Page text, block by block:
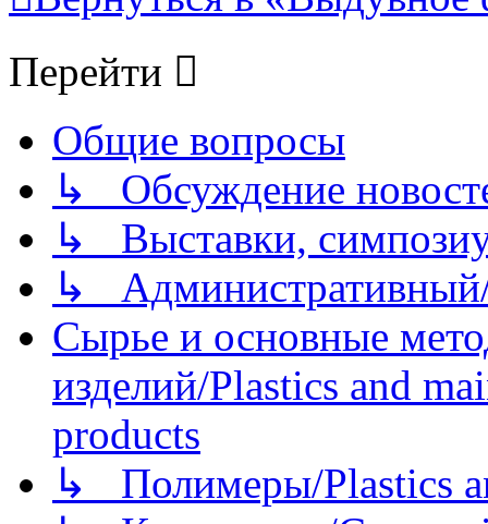
Перейти
Общие вопросы
↳ Обсуждение
↳ Выставки,
↳
Сырье и основные
изделий/Plastics and
products
↳ Полимеры/Plastics